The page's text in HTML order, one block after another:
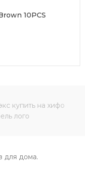
10PCS
для дома.